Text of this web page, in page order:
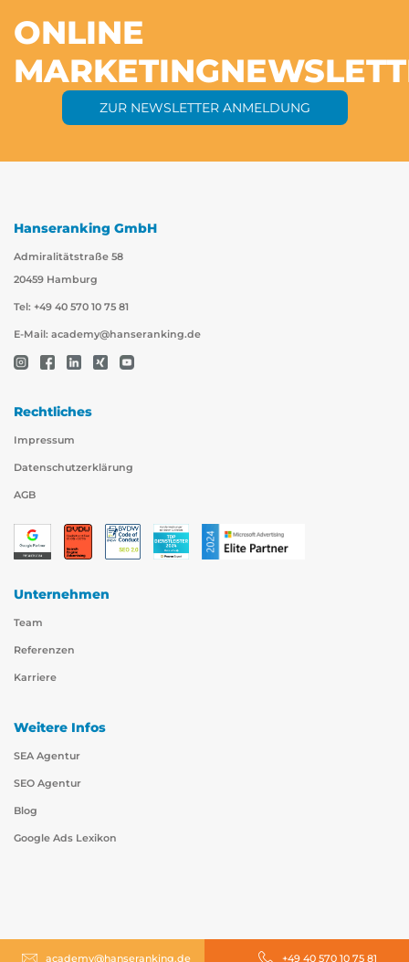
academy@hanseranking.de +49 40 570 10 75 81
ONLINE
MARKETING
ZUR NEWSLETTER ANMELDUNG
Hanseranking GmbH
Admiralitätstraße 58
20459 Hamburg
Tel: +49 40 570 10 75 81
E-Mail: academy@hanseranking.de
Rechtliches
Impressum
Datenschutzerklärung
AGB
Unternehmen
Team
Referenzen
Karriere
Weitere Infos
SEA Agentur
SEO Agentur
Blog
Google Ads Lexikon